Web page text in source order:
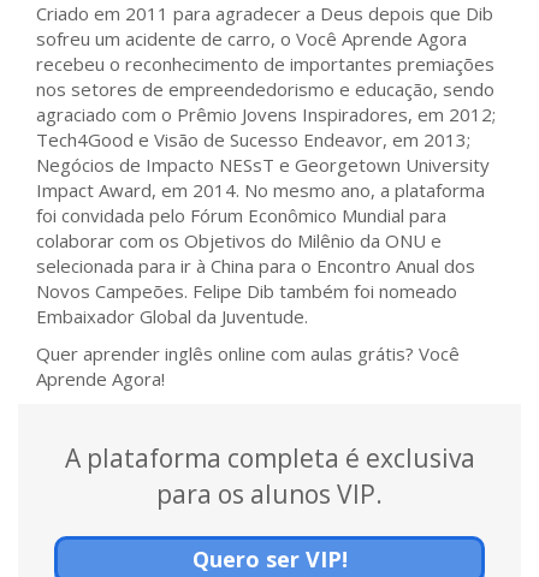
Criado em 2011 para agradecer a Deus depois que Dib
sofreu um acidente de carro, o Você Aprende Agora
recebeu o reconhecimento de importantes premiações
nos setores de empreendedorismo e educação, sendo
agraciado com o Prêmio Jovens Inspiradores, em 2012;
Tech4Good e Visão de Sucesso Endeavor, em 2013;
Negócios de Impacto NESsT e Georgetown University
Impact Award, em 2014. No mesmo ano, a plataforma
foi convidada pelo Fórum Econômico Mundial para
colaborar com os Objetivos do Milênio da ONU e
selecionada para ir à China para o Encontro Anual dos
Novos Campeões. Felipe Dib também foi nomeado
Embaixador Global da Juventude.
Quer aprender inglês online com aulas grátis? Você
Aprende Agora!
A plataforma completa é exclusiva
para os alunos VIP.
Quero ser VIP!